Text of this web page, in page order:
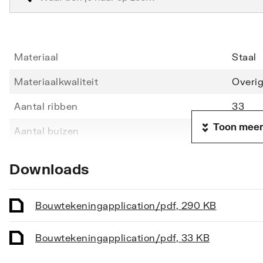
Materiaal Staal
Materiaalkwaliteit
Aantal ribben 33
Aantal buizen 33
Diepte
Vorm stralingsbuis
Toon meer
Downloads
Bouwtekeningapplication/pdf, 290 KB
Bouwtekeningapplication/pdf, 33 KB